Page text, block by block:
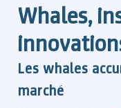
Whales,
Les whales
marché​